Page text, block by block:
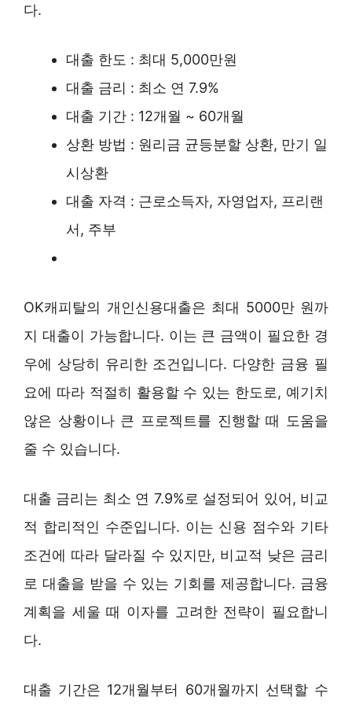
다.
대출 한도 : 최대 5,000만원
대출 금리 : 최소 연 7.9%
대출 기간 : 12개월 ~ 60개월
상환 방법 : 원리금 균등분할 상환, 만기 일
시상환
대출 자격 : 근로소득자, 자영업자, 프리랜
서, 주부
OK캐피탈의 개인신용대출은 최대 5000만 원까
지 대출이 가능합니다. 이는 큰 금액이 필요한 경
우에 상당히 유리한 조건입니다. 다양한 금융 필
요에 따라 적절히 활용할 수 있는 한도로, 예기치
않은 상황이나 큰 프로젝트를 진행할 때 도움을
줄 수 있습니다.
대출 금리는 최소 연 7.9%로 설정되어 있어, 비교
적 합리적인 수준입니다. 이는 신용 점수와 기타
조건에 따라 달라질 수 있지만, 비교적 낮은 금리
로 대출을 받을 수 있는 기회를 제공합니다. 금융
계획을 세울 때 이자를 고려한 전략이 필요합니
다.
대출 기간은 12개월부터 60개월까지 선택할 수